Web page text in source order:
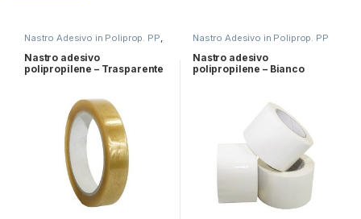
Nastro Adesivo in Poliprop. PP
Nastro adesivo
polipropilene – Trasparente
Nastro Adesivo in Poliprop. PP
Nastro adesivo
polipropilene – Bianco